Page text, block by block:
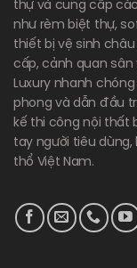
thự và cung cấp
như rèm biệt thự,
thiết bị vệ sinh
cấp, cảnh quan sân
Luxury nhanh
phong và dẫn đầu
kế thi công nội thất
tay người tiêu
thổ Việt Nam.